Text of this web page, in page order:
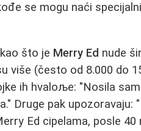
se mogu naći
što je Merry Ed nude
više (često od 8.000 do
ih hvaloљe: "Nosila
Druge pak upozoravaju:
Ed cipelama, posle